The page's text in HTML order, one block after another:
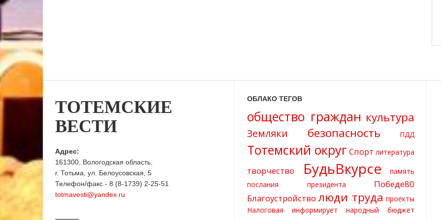
ТОТЕМСКИЕ
ВЕСТИ
Адрес:
161300, Вологодская область,
г. Тотьма, ул. Белоусовская, 5
Телефон/факс - 8 (8-1739) 2-25-51
totmavesti@yandex.ru
ОБЛАКО ТЕГОВ
общество граждан культура
Земляки безопасность ПДД
Тотемский округ Спорт литература
творчество БудьВкурсе
память
послания президента
Победе80
Благоустройство люди труда проекты
Налоговая информирует
народный бюджет